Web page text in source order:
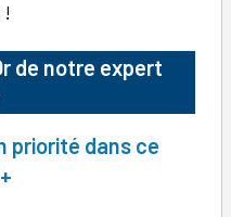
!
de notre expert
priorité dans ce